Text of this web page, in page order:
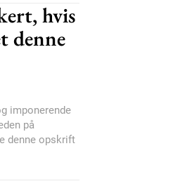
full access
est nibh, lobortis sit
hvis
denne
imponerende
på
denne opskrift